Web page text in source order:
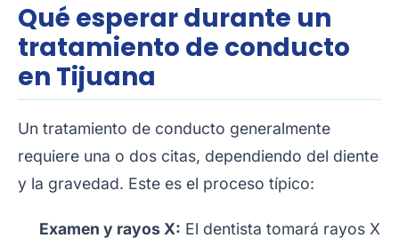
Qué esperar durante un
tratamiento de conducto
en Tijuana
Un tratamiento de conducto generalmente
requiere una o dos citas, dependiendo del diente
y la gravedad. Este es el proceso típico:
Examen y rayos X: El dentista tomará rayos X